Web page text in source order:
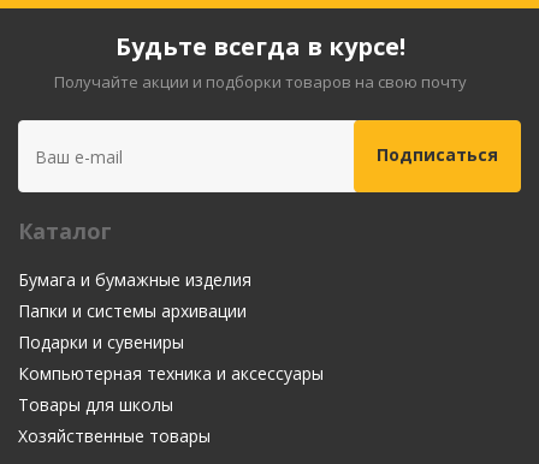
Будьте всегда в курсе!
Получайте акции и подборки товаров на свою почту
Каталог
Бумага и бумажные изделия
Папки и системы архивации
Подарки и сувениры
Компьютерная техника и аксессуары
Товары для школы
Хозяйственные товары